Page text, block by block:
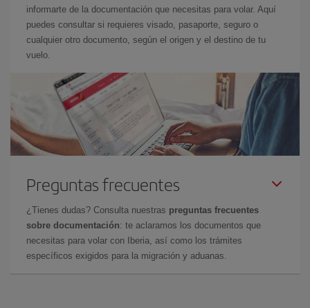
informarte de la documentación que necesitas para volar. Aquí
puedes consultar si requieres visado, pasaporte, seguro o
cualquier otro documento, según el origen y el destino de tu
vuelo.
Preguntas frecuentes
¿Tienes dudas? Consulta nuestras preguntas frecuentes
sobre documentación: te aclaramos los documentos que
necesitas para volar con Iberia, así como los trámites
específicos exigidos para la migración y aduanas.